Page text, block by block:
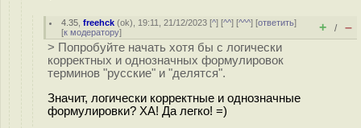
4.35 ,freehck (ok), 19:11, 21/12/2023 [^] [^^] [^^^] [ответить]
[к модератору] + / –
> Попробуйте начать хотя бы с логически
корректных и однозначных формулировок
терминов "русские" и "делятся".
Значит, логически корректные и однозначные
формулировки? ХА! Да легко! =)